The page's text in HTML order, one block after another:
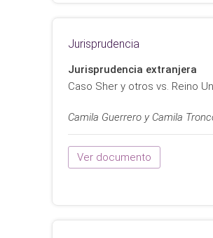
Jurisprudencia
Jurisprudencia extranjera
Caso Sher y otros vs. Reino
Camila Guerrero y Camila
Ver documento